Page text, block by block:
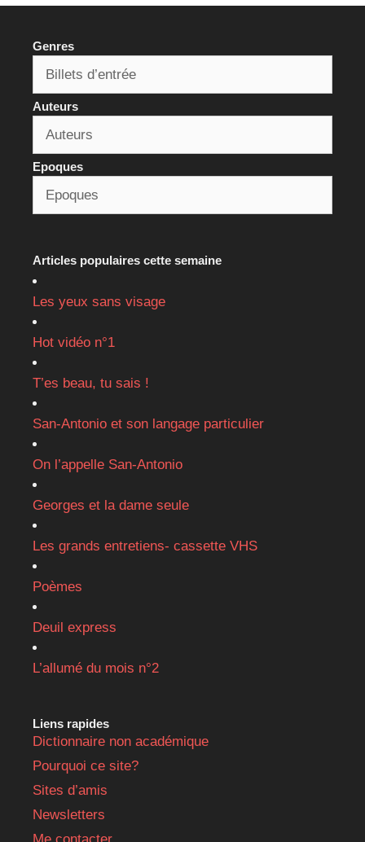
Genres
Auteurs
Epoques
Articles populaires cette semaine
Les yeux sans visage
Hot vidéo n°1
T’es beau, tu sais !
San-Antonio et son langage particulier
On l’appelle San-Antonio
Georges et la dame seule
Les grands entretiens- cassette VHS
Poèmes
Deuil express
L’allumé du mois n°2
Liens rapides
Dictionnaire non académique
Pourquoi ce site?
Sites d’amis
Newsletters